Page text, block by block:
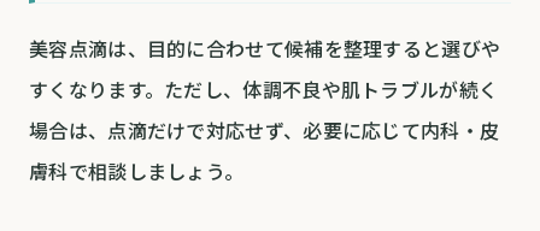
美容点滴は、目的に合わせて候補を整理すると選びや
すくなります。ただし、体調不良や肌トラブルが続く
場合は、点滴だけで対応せず、必要に応じて内科・皮
膚科で相談しましょう。